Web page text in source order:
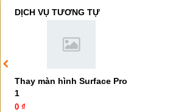
DỊCH VỤ TƯƠNG TỰ
Thay màn hình Surface Pro
1
0 ₫